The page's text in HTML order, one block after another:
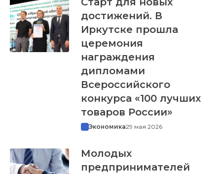
достижений. В
Иркутске прошла
церемония
награждения
дипломами
Всероссийского
конкурса «100 лучших
товаров России»
Экономика29 мая 2026
Молодых
предпринимателей